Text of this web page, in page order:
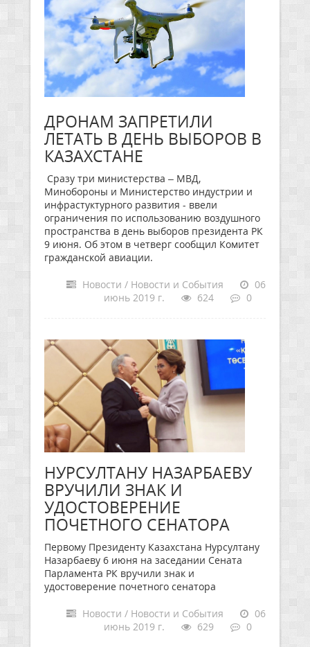
ДРОНАМ ЗАПРЕТИЛИ
ЛЕТАТЬ В ДЕНЬ ВЫБОРОВ В
КАЗАХСТАНЕ
Сразу три министерства – МВД,
Минобороны и Министерство индустрии и
инфрастуктурного развития - ввели
ограничения по использованию воздушного
пространства в день выборов президента РК
9 июня. Об этом в четверг сообщил Комитет
гражданской авиации.
Новости / Новости и События
06
июнь 2019 г.
624 0
НУРСУЛТАНУ НАЗАРБАЕВУ
ВРУЧИЛИ ЗНАК И
УДОСТОВЕРЕНИЕ
ПОЧЕТНОГО СЕНАТОРА
Первому Президенту Казахстана Нурсултану
Назарбаеву 6 июня на заседании Сената
Парламента РК вручили знак и
удостоверение почетного сенатора
Новости / Новости и События
06
июнь 2019 г.
629 0